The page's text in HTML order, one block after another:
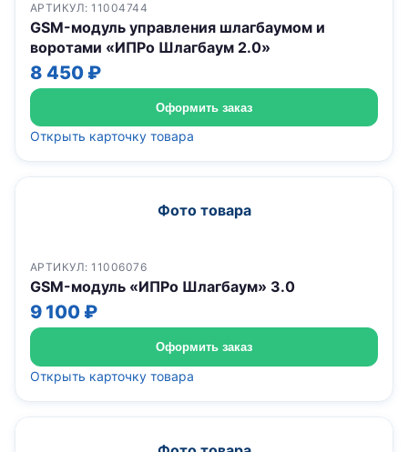
АРТИКУЛ: 11004744
GSM-модуль управления шлагбаумом и
воротами «ИПРо Шлагбаум 2.0»
8 450 ₽
Оформить заказ
Открыть карточку товара
Фото товара
АРТИКУЛ: 11006076
GSM-модуль «ИПРо Шлагбаум» 3.0
9 100 ₽
Оформить заказ
Открыть карточку товара